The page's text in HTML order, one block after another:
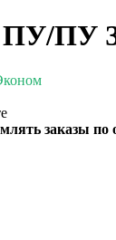
ПУ/ПУ
заказы